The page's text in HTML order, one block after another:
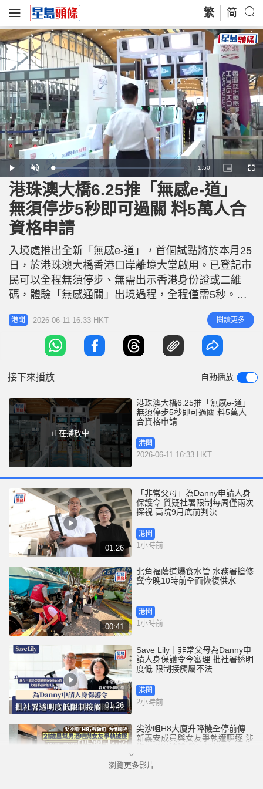
繁 简
P
l
a
y
U
n
m
u
t
e
L
o
d
e
:
2
.
2
9
R
m
n
i
n
-1:50
P
i
e
i
c
t
u
r
e
F
u
港珠澳大橋6.25推「無感e-道」
無須停步5秒即可過關 料5萬人合
資格申請
入境處推出全新「無感e-道」，首個試點將於本月25
日，於港珠澳大橋香港口岸離境大堂啟用。已登記市
民可以全程無須停步、無需出示香港身份證或二維
碼，體驗「無感通關」出境過程，全程僅需5秒。入
境處助理處長（資訊系統）柯重鈺表示，預計試點受
惠人數有約5萬人，佔大橋口岸出入境人次的20%，
料可有效達到分流作用，令整體口岸通關速度有所提
升。他重申，處方冀透過試點收集更多數據，未來擬
港聞 2026-06-11 16:33 HKT 閱讀更多
接下來播放 自動播放
正在播放中
港珠澳大橋6.25推「無感e-道」
無須停步5秒即可過關 料5萬人
合資格申請
港聞
2026-06-11 16:33 HKT
01:26
「非常父母」為Danny申請人身
保護令 質疑社署限制每周僅兩次
探視 高院9月底前判決
港聞
1小時前
00:41
北角福蔭道爆食水管 水務署搶修
冀今晚10時前全面恢復供水
港聞
1小時前
01:26
Save Lily｜非常父母為Danny申
請人身保護令今審理 批社署透明
度低 限制接觸屬不法
港聞
2小時前
尖沙咀H8大廈升降機全停前傳
新義安成員與女友爭執遭驅逐 涉
港聞
瀏覽更多影片